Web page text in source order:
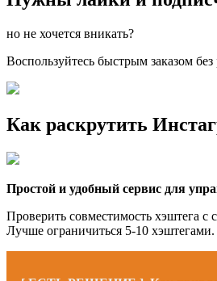
но не хочется вникать?
Воспользуйтесь быстрым заказом
Как раскрутить
Простой и удобный сервис для
Проверить совместимость хэштега с
Лучше ограничиться 5-10 хэштегами.